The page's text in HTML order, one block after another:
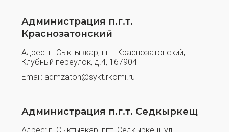
Администрация п.г.т.
Краснозатонский
Адрес: г. Сыктывкар, пгт. Краснозатонский,
Клубный переулок, д.4, 167904
Email: admzaton@sykt.rkomi.ru
Администрация п.г.т. Седкыркещ
Адрес: г. Сыктывкар, пгт. Седкыркещ, ул.